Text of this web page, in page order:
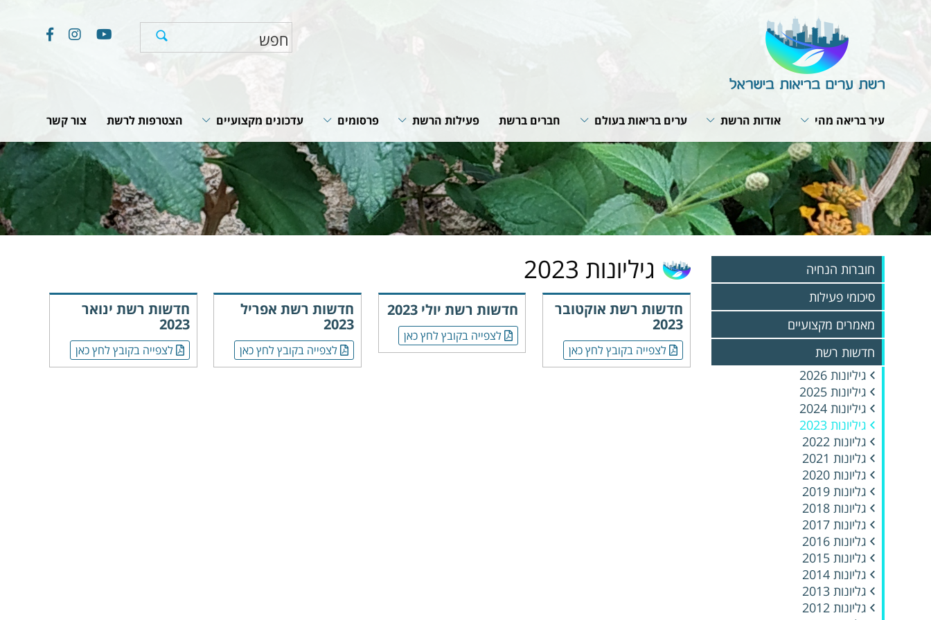
עיר בריאה מהי
תבנית פעולה
תפקיד המתאם
ועדת היגוי לעיר בריאה
פרופיל עירוני
תהליך תכנון עירוני
אודות הרשת
מבנה הרשת
חזון ומטרות
תפקיד הרשת
תקנון הרשת
הערכת הפעילות בערים
אמנת העיר הבריאה
ערים בריאות בעולם
תנאי חברות ברשת
האירופית של רשתות
תוכנית אסטרטגית של
רשת הרשתות
פעילות עולמית
מפגשי עבודה של הרשת
חברים ברשת פעילות הרשת
תוכניות ופעילות הרשת
שיתופי פעולה
פרסומים
חוברות הנחיה
סיכומי פעילות
מאמרים מקצועיים
חדשות רשת
עדכונים מקצועיים
חוקים, תקנות והמלצות
תוכניות לאומיות
מאמרים וכתבות
הצטרפות לרשת צור קשר
חוברות הנחיה
סיכומי פעילות
מאמרים מקצועיים
חדשות רשת
גיליונות 2026
גיליונות 2025
גיליונות 2024
גיליונות 2023
גליונות 2022
גליונות 2021
גליונות 2020
גליונות 2019
גליונות 2018
גליונות 2017
גליונות 2016
גליונות 2015
גליונות 2014
גליונות 2013
גליונות 2012
גיליונות 2023
חדשות רשת אוקטובר
2023
לצפייה בקובץ לחץ כאן
חדשות רשת יולי 2023
לצפייה בקובץ לחץ כאן
חדשות רשת אפריל
2023
לצפייה בקובץ לחץ כאן
חדשות רשת ינואר
2023
לצפייה בקובץ לחץ כאן